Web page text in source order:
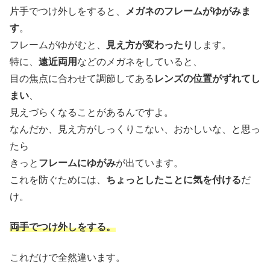
片手でつけ外しをすると、
メガネのフレームがゆがみま
す。
フレームがゆがむと、
見え方が変わったり します。
特に、 遠近両用 などのメガネをしていると、
目の焦点に合わせて調節してある レンズの位置がずれてし
まい
見えづらくなることがあるんですよ。
なんだか、見え方がしっくりこない、おかしいな、と思っ
たら
きっと フレームにゆがみが出ています。
これを防ぐためには、 ちょっとしたことに気を付けるだ
け。
両手でつけ外しをする。
これだけで全然違います。